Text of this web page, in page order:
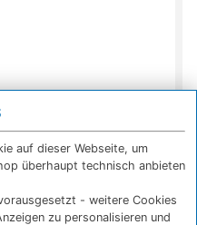
schwarz
auf dieser Webseite, um
überhaupt technisch anbieten
- weitere Cookies
zu personalisieren und